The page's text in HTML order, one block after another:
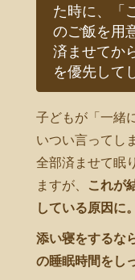
た時に、「
のご飯を用
済ませてか
を優先して
子どもが「一緒
いつい言ってし
全部済ませて眠
ますが、
これが
している原因に。
添い寝をするな
の睡眠時間をし